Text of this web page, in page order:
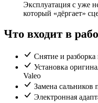
Эксплуатация с уже
который «дёргает»
Что входит в
Снятие и разборка
Установка
Valeo
Замена сальников
Электронная